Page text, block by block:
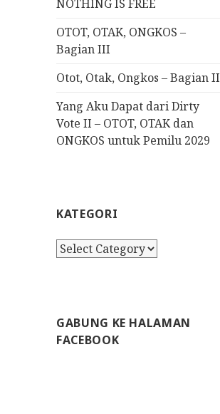
NOTHING IS FREE
OTOT, OTAK, ONGKOS –
Bagian III
Otot, Otak, Ongkos – Bagian II
Yang Aku Dapat dari Dirty
Vote II – OTOT, OTAK dan
ONGKOS untuk Pemilu 2029
KATEGORI
K
g
o
GABUNG KE HALAMAN
FACEBOOK